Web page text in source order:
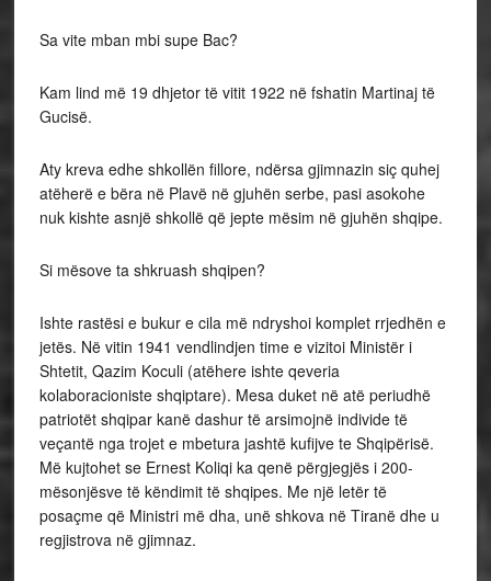
Sa vite mban mbi supe Bac?
Kam lind më 19 dhjetor të vitit 1922 në fshatin Martinaj të
Gucisë.
Aty kreva edhe shkollën fillore, ndërsa gjimnazin siç quhej
atëherë e bëra në Plavë në gjuhën serbe, pasi asokohe
nuk kishte asnjë shkollë që jepte mësim në gjuhën shqipe.
Si mësove ta shkruash shqipen?
Ishte rastësi e bukur e cila më ndryshoi komplet rrjedhën e
jetës. Në vitin 1941 vendlindjen time e vizitoi Ministër i
Shtetit, Qazim Koculi (atëhere ishte qeveria
kolaboracioniste shqiptare). Mesa duket në atë periudhë
patriotët shqipar kanë dashur të arsimojnë individe të
veçantë nga trojet e mbetura jashtë kufijve te Shqipërisë.
Më kujtohet se Ernest Koliqi ka qenë përgjegjës i 200-
mësonjësve të këndimit të shqipes. Me një letër të
posaçme që Ministri më dha, unë shkova në Tiranë dhe u
regjistrova në gjimnaz.